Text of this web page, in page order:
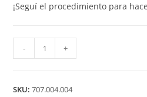
¡Seguí el procedimiento para
MINI
T
- +
SKU:707.004.004